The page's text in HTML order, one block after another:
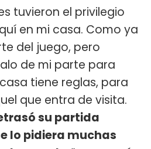
tuvieron el privilegio
en mi casa. Como ya
del juego, pero
de mi parte para
tiene reglas, para
que entra de visita.
su partida
lo pidiera muchas